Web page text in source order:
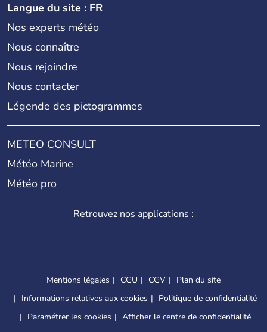
Langue du site : FR
Nos experts météo
Nous connaître
Nous rejoindre
Nous contacter
Légende des pictogrammes
METEO CONSULT
Météo Marine
Météo pro
Retrouvez nos applications :
Mentions légales CGU CGV
Plan du site
Informations relatives aux cookies
Politique de confidentialité
Paramétrer les cookies
Afficher le centre de confidentialité